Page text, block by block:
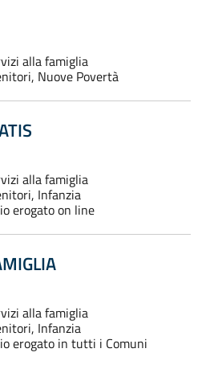
alla famiglia
Nuove Povertà
alla famiglia
Infanzia
erogato on line
alla famiglia
Infanzia
erogato in tutti i Comuni